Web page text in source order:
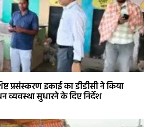
प्रसंस्करण इकाई का डीडीसी ने किया
व्यवस्था सुधारने के दिए निर्देश